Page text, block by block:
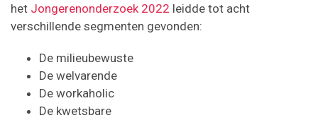
het Jongerenonderzoek 2022 leidde tot acht
verschillende segmenten gevonden:
De milieubewuste
De welvarende
De workaholic
De kwetsbare